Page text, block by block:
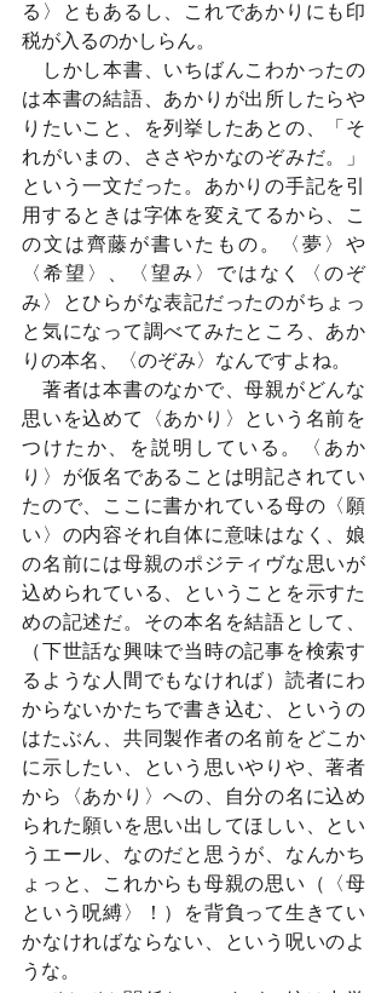
る〉ともあるし、これであかりにも印
税が入るのかしらん。
しかし本書、いちばんこわかったの
は本書の結語、あかりが出所したらや
りたいこと、を列挙したあとの、「そ
れがいまの、ささやかなのぞみだ。」
という一文だった。あかりの手記を引
用するときは字体を変えてるから、こ
の文は齊藤が書いたもの。〈夢〉や
〈希望〉、〈望み〉ではなく〈のぞ
み〉とひらがな表記だったのがちょっ
と気になって調べてみたところ、あか
りの本名、〈のぞみ〉なんですよね。
著者は本書のなかで、母親がどんな
思いを込めて〈あかり〉という名前を
つけたか、を説明している。〈あか
り〉が仮名であることは明記されてい
たので、ここに書かれている母の〈願
い〉の内容それ自体に意味はなく、娘
の名前には母親のポジティヴな思いが
込められている、ということを示すた
めの記述だ。その本名を結語として、
（下世話な興味で当時の記事を検索す
るような人間でもなければ）読者にわ
からないかたちで書き込む、というの
はたぶん、共同製作者の名前をどこか
に示したい、という思いやりや、著者
から〈あかり〉への、自分の名に込め
られた願いを思い出してほしい、とい
うエール、なのだと思うが、なんかち
ょっと、これからも母親の思い（〈母
という呪縛〉！）を背負って生きてい
かなければならない、という呪いのよ
うな。